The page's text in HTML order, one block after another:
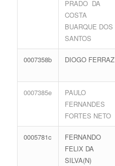
PRADO DA
COSTA
BUARQUE DOS
SANTOS
0007358b DIOGO FERRAZ
0007385e
PAULO
FERNANDES
FORTES NETO
0005781c
FERNANDO
FELIX DA
SILVA(N)